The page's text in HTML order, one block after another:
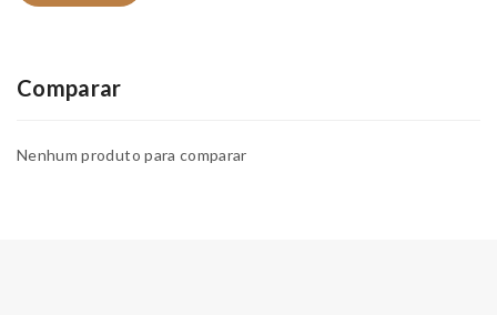
Comparar
Nenhum produto para comparar